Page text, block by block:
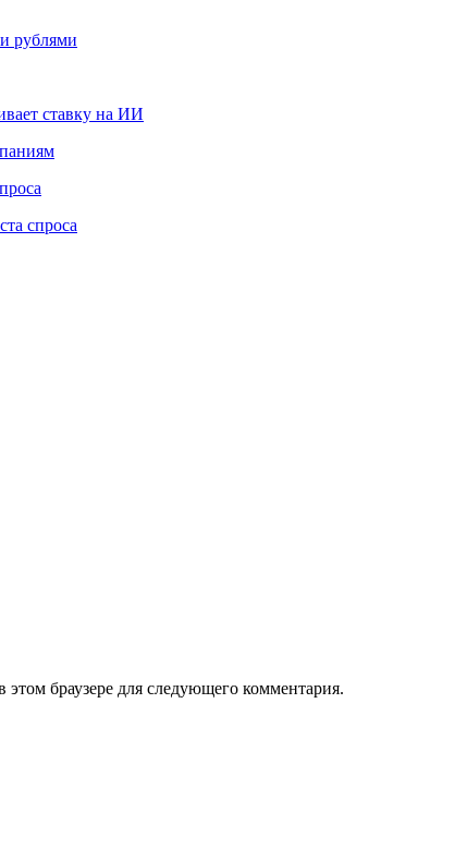
рублями
ставку на ИИ
спроса
браузере для следующего комментария.